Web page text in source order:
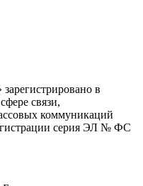
в
связи,
коммуникаций
серия ЭЛ № ФС